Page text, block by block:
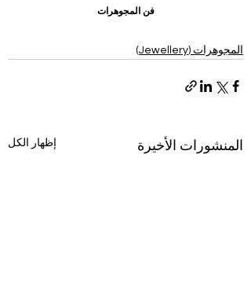
فن المجوهرات
المجوهرات (Jewellery)
المنشورات الأخيرة إظهار الكل